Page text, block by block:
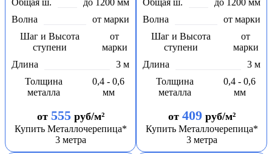
Общая ш.
до 1200 мм
Волна
от марки
Шаг и Высота
ступени
от
марки
Длина
3 м
Толщина
металла
0,4 - 0,6
мм
от 555руб/м²
Купить Металлочерепица*
3 метра
Общая ш.
до 1200 мм
Волна
от марки
Шаг и Высота
ступени
от
марки
Длина
3 м
Толщина
металла
0,4 - 0,6
мм
от 409руб/м²
Купить Металлочерепица*
3 метра